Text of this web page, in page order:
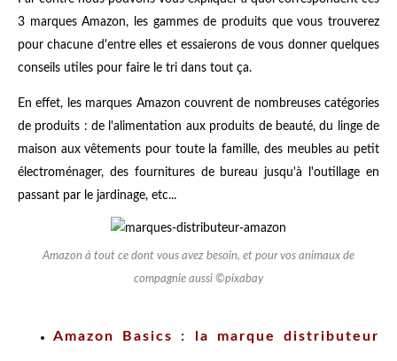
3 marques Amazon, les gammes de produits que vous trouverez
pour chacune d'entre elles et essaierons de vous donner quelques
conseils utiles pour faire le tri dans tout ça.
En effet, les marques Amazon couvrent de nombreuses catégories
de produits : de l'alimentation aux produits de beauté, du linge de
maison aux vêtements pour toute la famille, des meubles au petit
électroménager, des fournitures de bureau jusqu'à l'outillage en
passant par le jardinage, etc...
Amazon à tout ce dont vous avez besoin, et pour vos animaux de
compagnie aussi ©pixabay
Amazon Basics : la marque distributeur